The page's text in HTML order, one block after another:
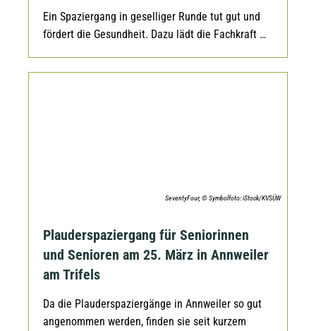
Ein Spaziergang in geselliger Runde tut gut und
fördert die Gesundheit. Dazu lädt die Fachkraft …
SeventyFour, © Symbolfoto: iStock/KVSÜW
Plauderspaziergang für Seniorinnen
und Senioren am 25. März in Annweiler
am Trifels
Da die Plauderspaziergänge in Annweiler so gut
angenommen werden, finden sie seit kurzem